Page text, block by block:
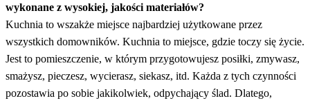
wykonane z wysokiej, jakości materiałów?
Kuchnia to wszakże miejsce najbardziej użytkowane przez
wszystkich domowników. Kuchnia to miejsce, gdzie toczy się życie.
Jest to pomieszczenie, w którym przygotowujesz posiłki, zmywasz,
smażysz, pieczesz, wycierasz, siekasz, itd. Każda z tych czynności
pozostawia po sobie jakikolwiek, odpychający ślad. Dlatego,